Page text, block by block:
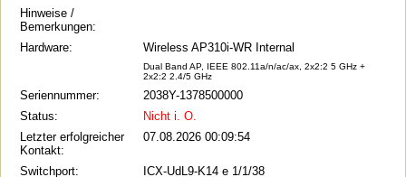
Computer-
und
Hinweise /
Bemerkungen:
Hardware:
Wireless AP310i-WR Internal
Dual Band AP, IEEE 802.11a/n/ac/ax, 2x2:2 5 GHz +
2x2:2 2.4/5 GHz
Seriennummer:
2038Y-1378500000
Status:
Nicht i. O.
Letzter erfolgreicher
Kontakt:
07.08.2026 00:09:54
Switchport:
ICX-UdL9-K14 e 1/1/38